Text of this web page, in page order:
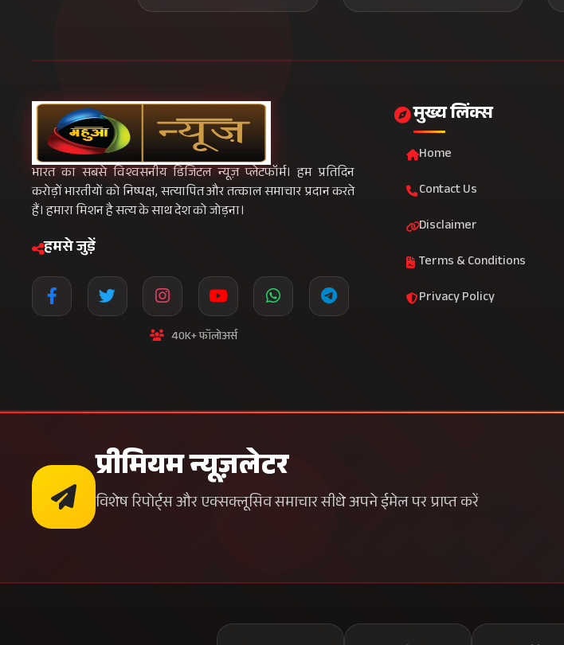
भारत का सबसे विश्वसनीय डिजिटल न्यूज़ प्लेटफॉर्म। हम प्रतिदिन
करोड़ों भारतीयों को निष्पक्ष, सत्यापित और तत्काल समाचार प्रदान करते
हैं। हमारा मिशन है सत्य के साथ देश को जोड़ना।
हमसे जुड़ें
40K+ फॉलोअर्स
मुख्य लिंक्स
Home
Contact Us
Disclaimer
Terms & Conditions
Privacy Policy
प्रीमियम न्यूज़लेटर
विशेष रिपोर्ट्स और एक्सक्लूसिव समाचार सीधे अपने ईमेल पर प्राप्त करें